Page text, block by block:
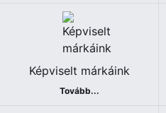
Képviselt márkáink
Tovább...